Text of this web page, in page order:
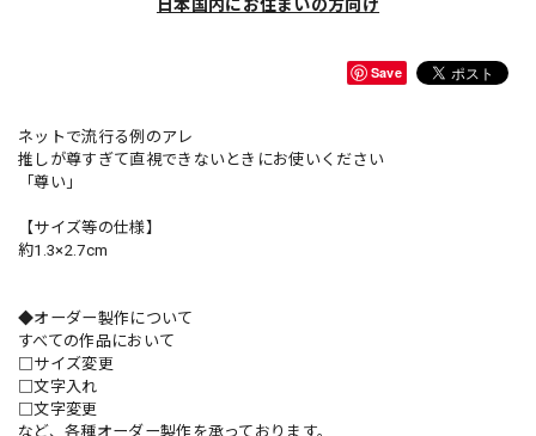
日本国内にお住まいの方向け
Save
ネットで流行る例のアレ
推しが尊すぎて直視できないときにお使いください
「尊い」
【サイズ等の仕様】
約1.3×2.7cm
◆オーダー製作について
すべての作品において
□サイズ変更
□文字入れ
□文字変更
など、各種オーダー製作を承っております。